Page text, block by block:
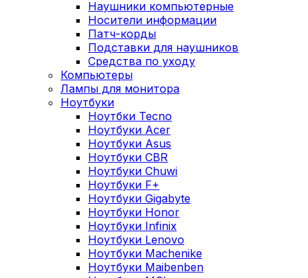
Наушники компьютерные
Носители информации
Патч-корды
Подставки для наушников
Средства по уходу
Компьютеры
Лампы для монитора
Ноутбуки
Ноутбки Tecno
Ноутбуки Acer
Ноутбуки Asus
Ноутбуки CBR
Ноутбуки Chuwi
Ноутбуки F+
Ноутбуки Gigabyte
Ноутбуки Honor
Ноутбуки Infinix
Ноутбуки Lenovo
Ноутбуки Machenike
Ноутбуки Maibenben